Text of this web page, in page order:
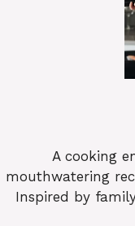
A cooking
mouthwatering
Inspired by